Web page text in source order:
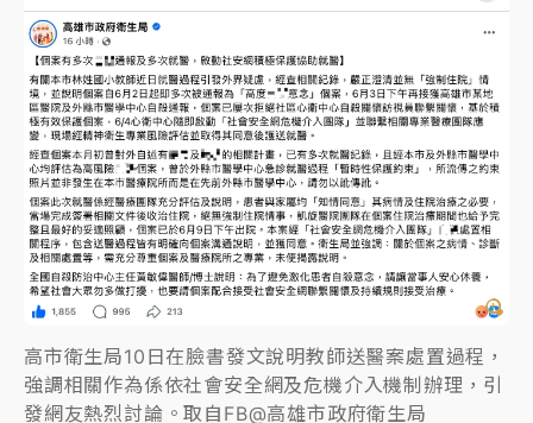
高市衛生局10日在臉書發文說明教師送醫案處置過程，
強調相關作為係依社會安全網及危機介入機制辦理，引
發網友熱烈討論。取自FB@高雄市政府衛生局